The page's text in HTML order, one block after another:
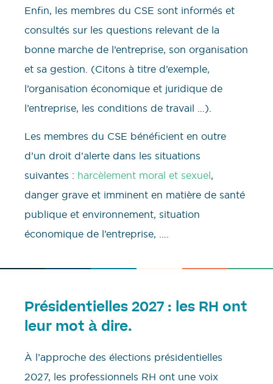
Enfin, les membres du CSE sont informés et
consultés sur les questions relevant de la
bonne marche de l’entreprise, son organisation
et sa gestion. (Citons à titre d’exemple,
l’organisation économique et juridique de
l’entreprise, les conditions de travail …).
Les membres du CSE bénéficient en outre
d’un droit d’alerte dans les situations
suivantes : harcèlement moral et sexuel,
danger grave et imminent en matière de santé
publique et environnement, situation
économique de l’entreprise, ….
Présidentielles 2027 : les RH ont
leur mot à dire.
À l’approche des élections présidentielles
2027, les professionnels RH ont une voix